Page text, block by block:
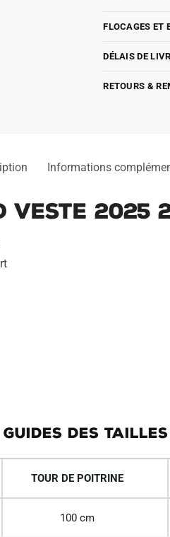
FLOCAGES ET
DÉLAIS DE
RETOURS &
Informations
2025
GUIDES DES TAILLES
TOUR DE POITRINE
100 cm